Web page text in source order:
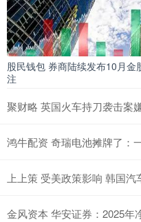
股民钱包 券商陆续发布10月
注
聚财略 英国火车持刀袭击案
鸿牛配资 奇瑞电池摊牌了：
上上策 受美政策影响 韩国
金风资本 华安证券：2025年